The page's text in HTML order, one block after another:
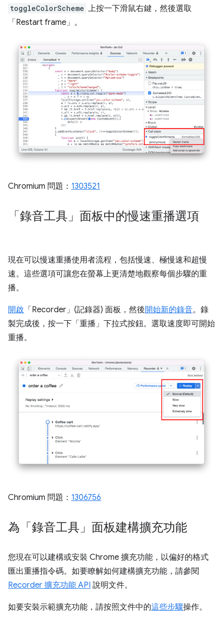
toggleColorScheme 上按一下滑鼠右鍵，然後選取
「Restart frame」 。
Chromium 問題： 1303521
「錄音工具」面板中的慢速重播選項
現在可以慢速重播使用者流程，包括慢速、極慢速和超慢
速。這些選項可讓您在螢幕上更清楚地觀察每個步驟的重
播。
開啟 「Recorder」(記錄器) 面板，然後開始新的錄音。錄
製完成後，按一下「重播」 下拉式按鈕。選取速度即可開始
重播。
Chromium 問題： 1306756
為「錄音工具」面板建構擴充功能
您現在可以建構或安裝 Chrome 擴充功能，以偏好的格式
匯出重播指令碼。如要瞭解如何建構擴充功能，請參閱
Recorder 擴充功能 API 說明文件。
如要安裝示範擴充功能，請按照文件中的這些步驟操作。